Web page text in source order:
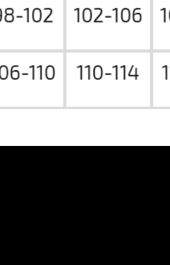
ПОЛИТИКА
СОЗДАНИЕ САЙТА